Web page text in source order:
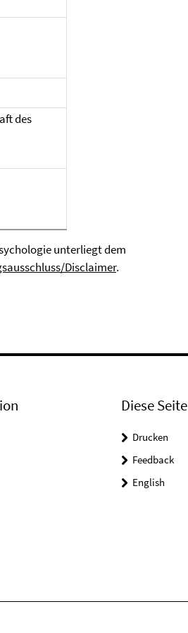
des
unterliegt dem
Disclaimer.
Diese Seite
Drucken
Feedback
English